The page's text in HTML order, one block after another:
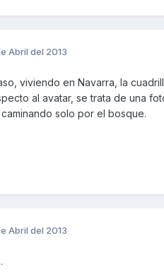
Abril del 2013
viviendo en Navarra, la
al avatar, se trata de una
solo por el bosque.
Abril del 2013